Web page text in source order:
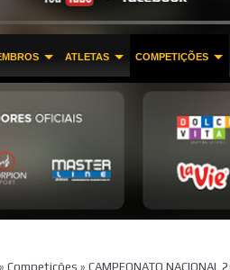
ATLETAS COMPETIÇÕES
» Competições » CAMPEONATO NACIONAL